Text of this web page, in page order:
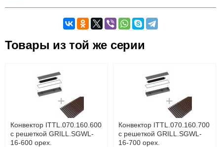
Оставьте отзыв
Доставка сантехники по Москве и Московской области
Наличный расчёт
Банковской картой на сайте в режиме реального
времени
Банковской картой при получении товара как при
доставке, так и самовывозом
Интернет-деньгами (Yandex-деньги, Web-money,
Qiwi-кошельки и другие).
Безналичный расчёт (возможно и с НДС)
Товары из той же серии
Конвектор ITTL.070.160.600
с решеткой GRILL.SGWL-
16-600 орех.
Конвектор ITTL.070.160.700
с решеткой GRILL.SGWL-
16-700 орех.